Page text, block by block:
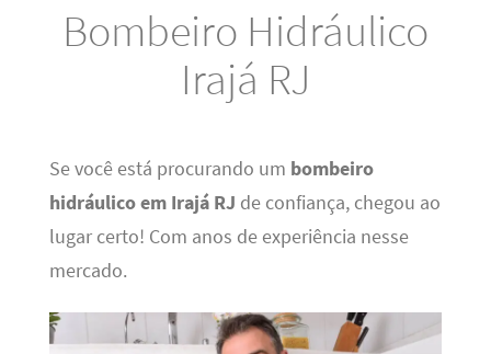
Bombeiro Hidráulico
Irajá RJ
Se você está procurando um bombeiro
hidráulico em Irajá RJ de confiança, chegou ao
lugar certo! Com anos de experiência nesse
mercado.